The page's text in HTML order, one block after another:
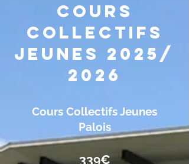
Cours
collectifs
jeunes 2025/
2026
Cours Collectifs Jeunes
Palois
​339€